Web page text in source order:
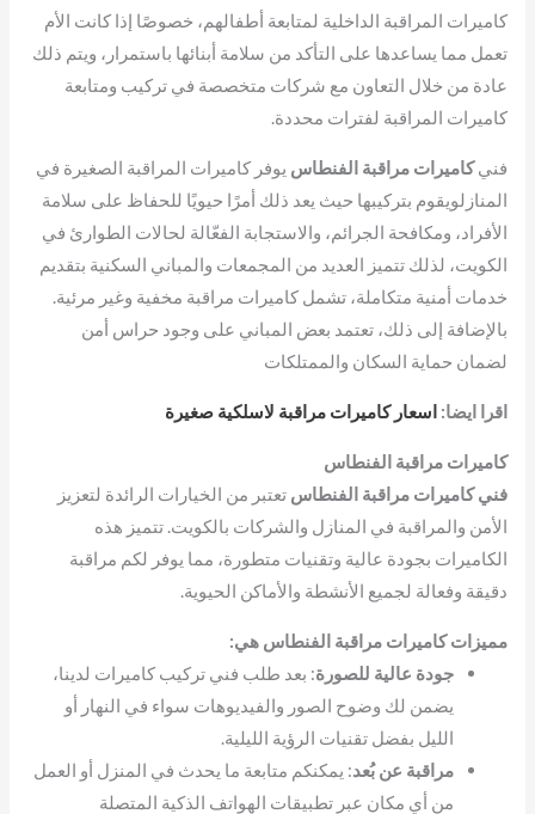
كاميرات المراقبة الداخلية لمتابعة أطفالهم، خصوصًا إذا كانت الأم
تعمل مما يساعدها على التأكد من سلامة أبنائها باستمرار، ويتم ذلك
عادة من خلال التعاون مع شركات متخصصة في تركيب ومتابعة
كاميرات المراقبة لفترات محددة.
فنيكاميرات مراقبة الفنطاس يوفر كاميرات المراقبة الصغيرة في
المنازلويقوم بتركيبها حيث يعد ذلك أمرًا حيويًا للحفاظ على سلامة
الأفراد، ومكافحة الجرائم، والاستجابة الفعّالة لحالات الطوارئ في
الكويت، لذلك تتميز العديد من المجمعات والمباني السكنية بتقديم
خدمات أمنية متكاملة، تشمل كاميرات مراقبة مخفية وغير مرئية.
بالإضافة إلى ذلك، تعتمد بعض المباني على وجود حراس أمن
لضمان حماية السكان والممتلكات
اقرا ايضا:اسعار كاميرات مراقبة لاسلكية صغيرة
كاميرات مراقبة الفنطاس
فني كاميرات مراقبة الفنطاس تعتبر من الخيارات الرائدة لتعزيز
الأمن والمراقبة في المنازل والشركات بالكويت. تتميز هذه
الكاميرات بجودة عالية وتقنيات متطورة، مما يوفر لكم مراقبة
دقيقة وفعالة لجميع الأنشطة والأماكن الحيوية.
مميزات كاميرات مراقبة الفنطاس هي:
جودة عالية للصورة: بعد طلب فني تركيب كاميرات لدينا،
يضمن لك وضوح الصور والفيديوهات سواء في النهار أو
الليل بفضل تقنيات الرؤية الليلية.
مراقبة عن بُعد: يمكنكم متابعة ما يحدث في المنزل أو العمل
من أي مكان عبر تطبيقات الهواتف الذكية المتصلة